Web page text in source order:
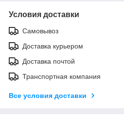
Условия доставки
Самовывоз
Доставка курьером
Доставка почтой
Транспортная компания
Все условия доставки